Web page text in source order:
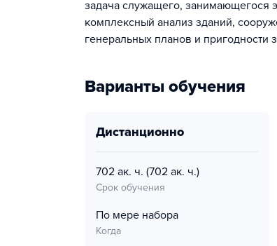
задача служащего, занимающегося
комплексный анализ зданий,
генеральных планов и пригодности
Варианты обучения
дистанционно
702 ак. ч. (702 ак. ч.)
Срок обучения
По мере набора
Когда